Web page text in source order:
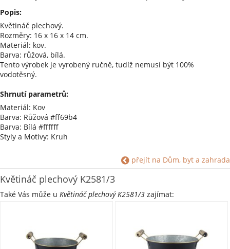
Popis:
Květináč plechový.
Rozměry: 16 x 16 x 14 cm.
Materiál: kov.
Barva: růžová, bílá.
Tento výrobek je vyrobený ručně, tudíž nemusí být 100%
vodotěsný.
Shrnutí parametrů:
Materiál: Kov
Barva: Růžová #ff69b4
Barva: Bílá #ffffff
Styly a Motivy: Kruh
přejít na Dům, byt a zahrada
Květináč plechový K2581/3
Také Vás může u Květináč plechový K2581/3 zajímat: